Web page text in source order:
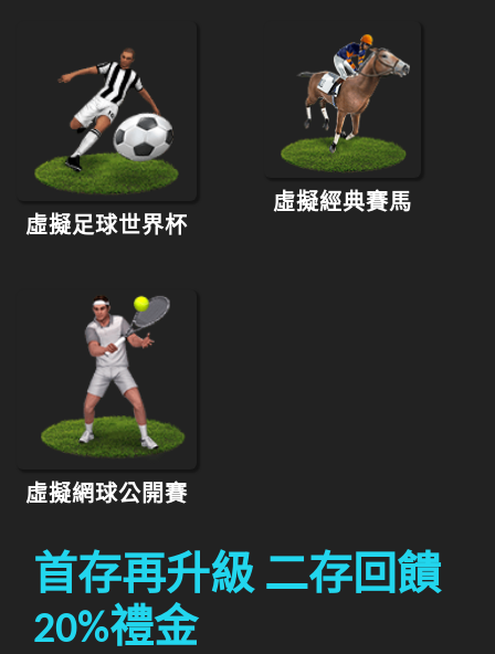
虛擬足球世界杯
虛擬經典賽馬
虛擬網球公開賽
首存再升級 二存回饋
20%禮金